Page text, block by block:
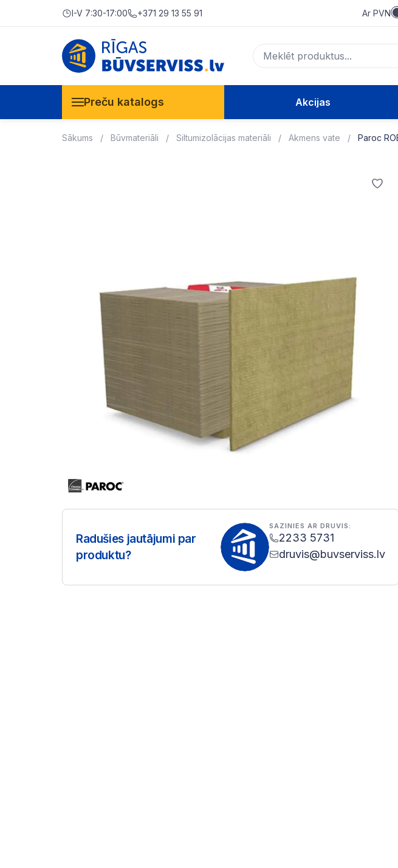
I-V 7:30-17:00 +371 29 13 55 91 Ar PVN
Preču katalogs Akcijas
Sākums Būvmateriāli Siltumizolācijas materiāli Akmens vate Paroc
Radušies jautājumi par
produktu?
SAZINIES AR DRUVIS:
2233 5731
druvis@buvserviss.lv